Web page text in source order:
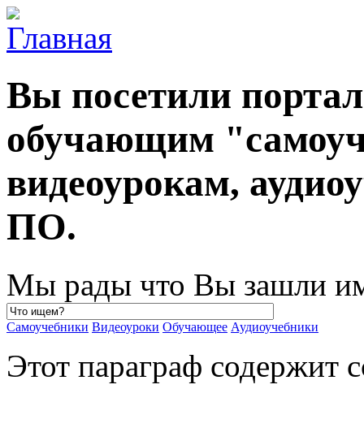
Вы посетили
обучающим
видеоурокам,
ПО.
Мы рады что Вы зашли
Самоучебники Видеоуроки Обучающее Аудиоучебники
Этот параграф содержит